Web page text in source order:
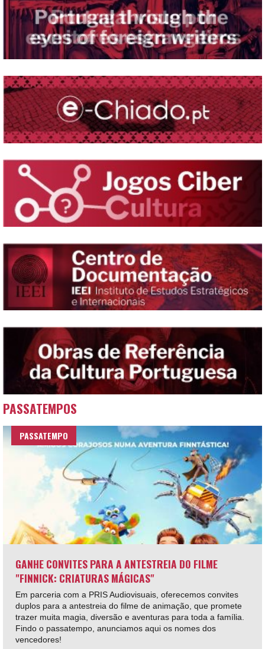
PASSATEMPOS
PASSATEMPO
GANHE CONVITES PARA A ANTESTREIA DO FILME
"FINNICK: CRIATURAS MÁGICAS"
Em parceria com a PRIS Audiovisuais, oferecemos convites
duplos para a antestreia do filme de animação, que promete
trazer muita magia, diversão e aventuras para toda a família.
Findo o passatempo, anunciamos aqui os nomes dos
vencedores!